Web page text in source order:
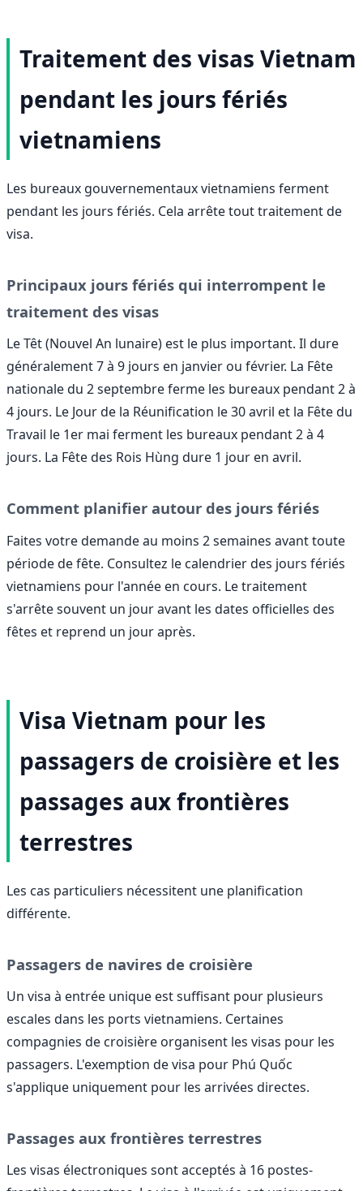
Traitement des visas Vietnam
pendant les jours fériés
vietnamiens
Les bureaux gouvernementaux vietnamiens ferment
pendant les jours fériés. Cela arrête tout traitement de
visa.
Principaux jours fériés qui interrompent le
traitement des visas
Le Têt (Nouvel An lunaire) est le plus important. Il dure
généralement 7 à 9 jours en janvier ou février. La Fête
nationale du 2 septembre ferme les bureaux pendant 2 à
4 jours. Le Jour de la Réunification le 30 avril et la Fête du
Travail le 1er mai ferment les bureaux pendant 2 à 4
jours. La Fête des Rois Hùng dure 1 jour en avril.
Comment planifier autour des jours fériés
Faites votre demande au moins 2 semaines avant toute
période de fête. Consultez le calendrier des jours fériés
vietnamiens pour l'année en cours. Le traitement
s'arrête souvent un jour avant les dates officielles des
fêtes et reprend un jour après.
Visa Vietnam pour les
passagers de croisière et les
passages aux frontières
terrestres
Les cas particuliers nécessitent une planification
différente.
Passagers de navires de croisière
Un visa à entrée unique est suffisant pour plusieurs
escales dans les ports vietnamiens. Certaines
compagnies de croisière organisent les visas pour les
passagers. L'exemption de visa pour Phú Quốc
s'applique uniquement pour les arrivées directes.
Passages aux frontières terrestres
Les visas électroniques sont acceptés à 16 postes-